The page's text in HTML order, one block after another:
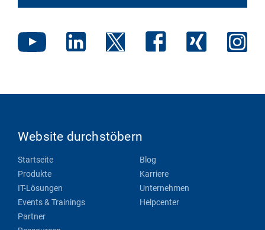
Website durchstöbern
Startseite
Produkte
IT-Lösungen
Events & Trainings
Partner
Blog
Karriere
Unternehmen
Helpcenter